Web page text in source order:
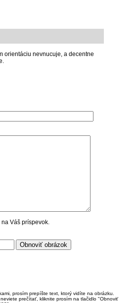
orientáciu nevnucuje, a decentne
Váš príspevok.
prosím prepíšte text, ktorý vidíte na obrázku.
prečítať, kliknite prosím na tlačidlo "Obnoviť